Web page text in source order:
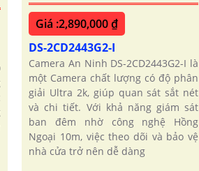
Giá :2,890,000 ₫
DS-2CD2443G2-I
Camera An Ninh DS-2CD2443G2-I là
một Camera chất lượng có độ phân
giải Ultra 2k, giúp quan sát sắt nét
và chi tiết. Với khả năng giám sát
ban đêm nhờ công nghệ Hồng
Ngoại 10m, việc theo dõi và bảo vệ
nhà cửa trở nên dễ dàng